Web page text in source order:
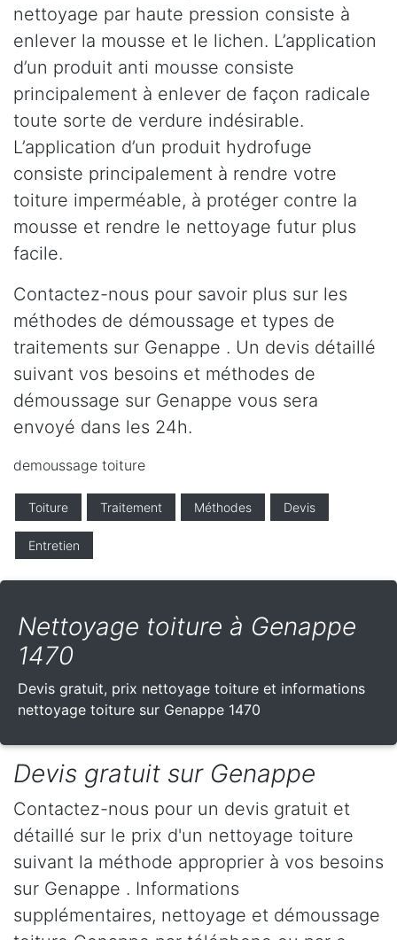
nettoyage par haute pression consiste à
enlever la mousse et le lichen. L’application
d’un produit anti mousse consiste
principalement à enlever de façon radicale
toute sorte de verdure indésirable.
L’application d’un produit hydrofuge
consiste principalement à rendre votre
toiture imperméable, à protéger contre la
mousse et rendre le nettoyage futur plus
facile.
Contactez-nous pour savoir plus sur les
méthodes de démoussage et types de
traitements sur Genappe . Un devis détaillé
suivant vos besoins et méthodes de
démoussage sur Genappe vous sera
envoyé dans les 24h.
demoussage toiture
Toiture Traitement Méthodes Devis
Entretien
Nettoyage toiture à Genappe
1470
Devis gratuit, prix nettoyage toiture et informations
nettoyage toiture sur Genappe 1470
Devis gratuit sur Genappe
Contactez-nous pour un devis gratuit et
détaillé sur le prix d'un nettoyage toiture
suivant la méthode approprier à vos besoins
sur Genappe . Informations
supplémentaires, nettoyage et démoussage